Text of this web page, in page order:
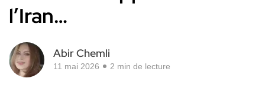
l’Iran…
Abir Chemli
11 mai 2026 2 min de lecture